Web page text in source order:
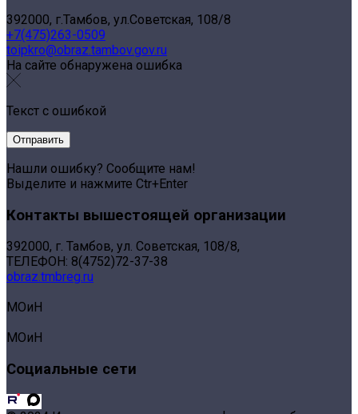
392000, г.Тамбов, ул.Советская, 108/8
+7(475)263-0509
toipkro@obraz.tambov.gov.ru
На сайте обнаружена ошибка
Текст с ошибкой
Нашли ошибку? Сообщите нам!
Выделите и нажмите Ctr+Enter
Контакты вышестоящей организации
392000, г. Тамбов, ул. Советская, 108/8,
ТЕЛЕФОН: 8(4752)72-37-38
obraz.tmbreg.ru
МОиН
МОиН
Социальные сети